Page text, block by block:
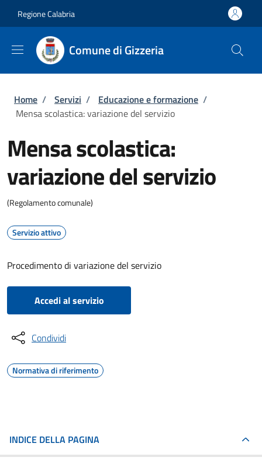
Regione Calabria
Comune di Gizzeria
Briciole di pane
Home / Servizi / Educazione e formazione /
Mensa scolastica: variazione del servizio
Mensa scolastica:
variazione del servizio
(Regolamento comunale)
Servizio attivo
Procedimento di variazione del servizio
Accedi al servizio
Condividi
Normativa di riferimento
INDICE DELLA PAGINA